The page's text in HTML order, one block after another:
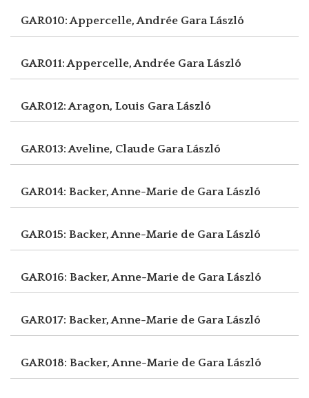
GAR010: Appercelle, Andrée Gara László
GAR011: Appercelle, Andrée Gara László
GAR012: Aragon, Louis Gara László
GAR013: Aveline, Claude Gara László
GAR014: Backer, Anne-Marie de Gara László
GAR015: Backer, Anne-Marie de Gara László
GAR016: Backer, Anne-Marie de Gara László
GAR017: Backer, Anne-Marie de Gara László
GAR018: Backer, Anne-Marie de Gara László